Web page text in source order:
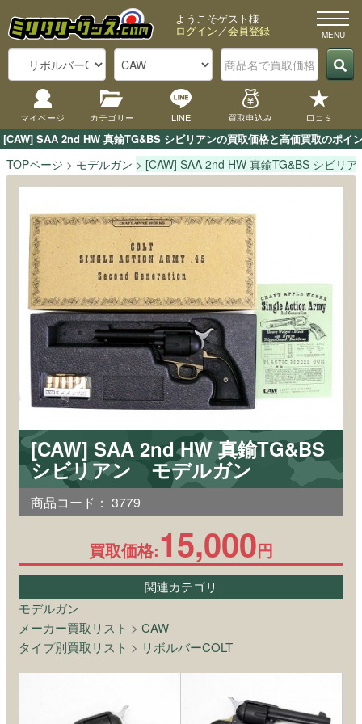
[CAW] SAA 2nd HW 真鍮TG&BS シビリアンの買取価格と高価買取のポ
ようこそゲスト様
ログイン／会員登録
マイページ カテゴリー LINE 買取申込み 口コミ
TOPページ モデルガン [CAW] SAA 2nd HW 真鍮TG&BS シビリア
[CAW] SAA 2nd HW 真鍮TG&BS
シビリアン モデルガン
商品コード： 3779
買取価格:15,000円
関連カテゴリ
モデルガン
メーカー買取リスト > CAW
タイプ別買取リスト > リボルバーCOLT